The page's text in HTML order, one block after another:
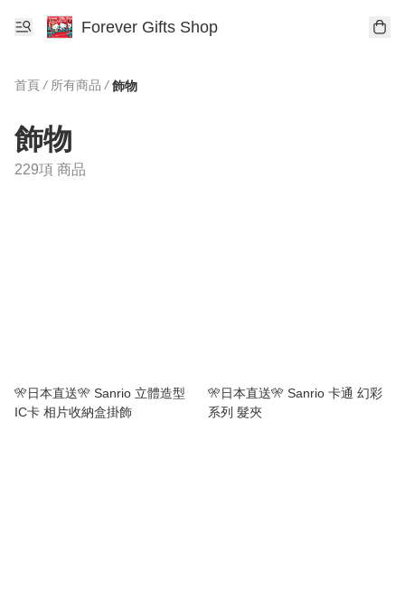
Forever Gifts Shop
首頁 / 所有商品 / 飾物
飾物
229項 商品
🎌日本直送🎌 Sanrio 立體造型
IC卡 相片收納盒掛飾
🎌日本直送🎌 Sanrio 卡通 幻彩
系列 髮夾